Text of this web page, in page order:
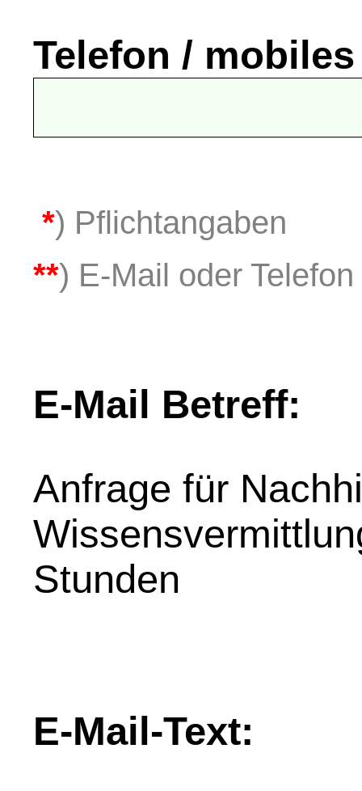
Telefon /
*) Pflichtangaben
**) E-Mail oder
E-Mail Betreff:
Anfrage für
Stunden
E-Mail-Text: